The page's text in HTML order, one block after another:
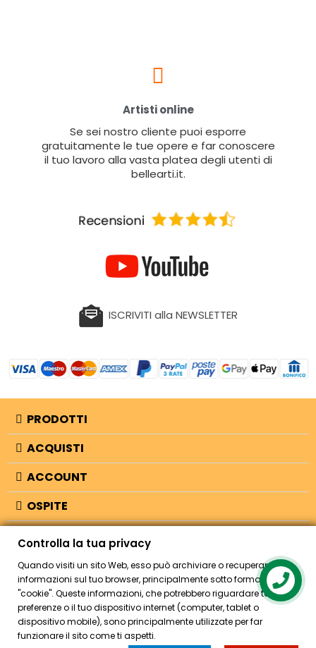
Artisti online
Se sei nostro cliente puoi esporre
gratuitamente le tue opere e far conoscere
il tuo lavoro alla vasta platea degli utenti di
bellearti.it.
ISCRIVITI alla NEWSLETTER
PRODOTTI
ACQUISTI
ACCOUNT
OSPITE
NEGOZIO
© 2026 - Bellearti.it -credits
Controlla la tua privacy
Quando visiti un sito Web, esso può archiviare o recuperare
informazioni sul tuo browser, principalmente sotto forma di
"cookie". Queste informazioni, che potrebbero riguardare te, le tue
preferenze o il tuo dispositivo internet (computer, tablet o
dispositivo mobile), sono principalmente utilizzate per far
funzionare il sito come ti aspetti.
Contact us